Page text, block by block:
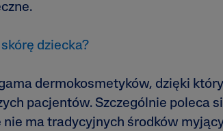
dziecka?
dermokosmetyków, dzięki
pacjentów. Szczególnie poleca
nie ma tradycyjnych środków